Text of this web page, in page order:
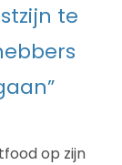
te
op zijn